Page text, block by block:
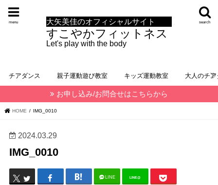
大矢美佳のオフィシャルサイト
すこやかフィットネス
Let's play with the body
search
menu
チアダンス 親子運動遊び教室 キッズ運動教室 大人のチ
お申し込み/お問合せはこちらから
HOME IMG_0010
2024.03.29
IMG_0010
LINE LINE@